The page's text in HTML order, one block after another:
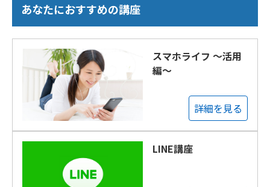
あなたにおすすめの講座
スマホライフ ～活用
編～
詳細を見る
LINE講座